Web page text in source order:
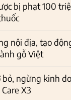
bị phạt 100
nội địa, tạo
gỗ Việt
bỏ, ngừng kinh
X3